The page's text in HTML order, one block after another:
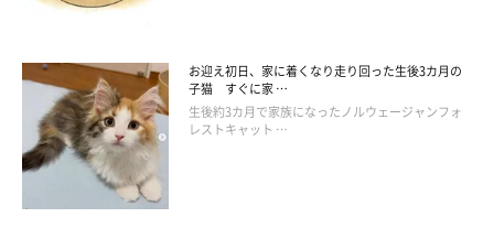
お迎え初日、家に着くなり走り回った生後3カ月の
子猫 すぐに家 …
生後約3カ月で家族になったノルウェージャンフォ
レストキャット …